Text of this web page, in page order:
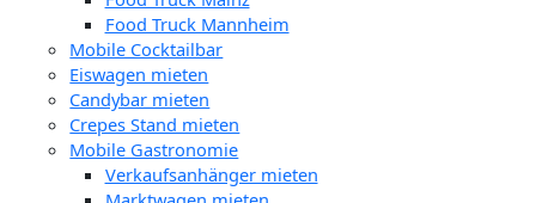
Food Truck Mannheim
Mobile Cocktailbar
Eiswagen mieten
Candybar mieten
Crepes Stand mieten
Mobile Gastronomie
Verkaufsanhänger mieten